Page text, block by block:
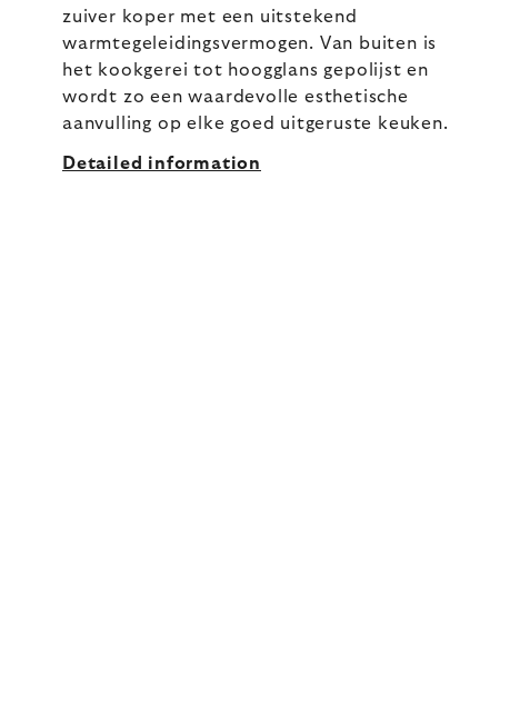
zuiver koper met een uitstekend
warmtegeleidingsvermogen. Van buiten is
het kookgerei tot hoogglans gepolijst en
wordt zo een waardevolle esthetische
aanvulling op elke goed uitgeruste keuken.
Detailed information